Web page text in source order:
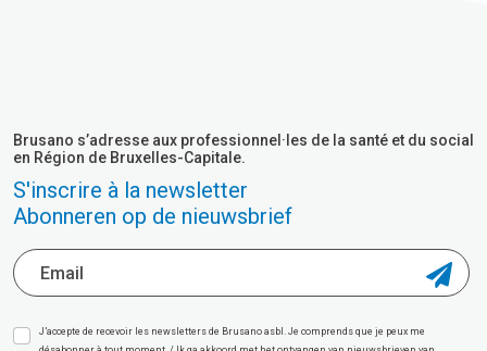
Brusano s’adresse aux professionnel·les de la santé et du social
en Région de Bruxelles-Capitale.
S'inscrire à la newsletter
Abonneren op de nieuwsbrief
J’accepte de recevoir les newsletters de Brusano asbl. Je comprends que je peux me